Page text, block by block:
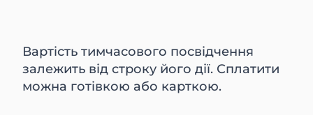
Вартість тимчасового посвідчення
залежить від строку його дії. Сплатити
можна готівкою або карткою.